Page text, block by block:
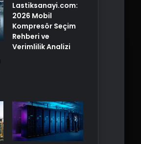
Lastiksanayi.com:
2026 Mobil
Kompresör Seçim
Rehberi ve
Verimlilik Analizi